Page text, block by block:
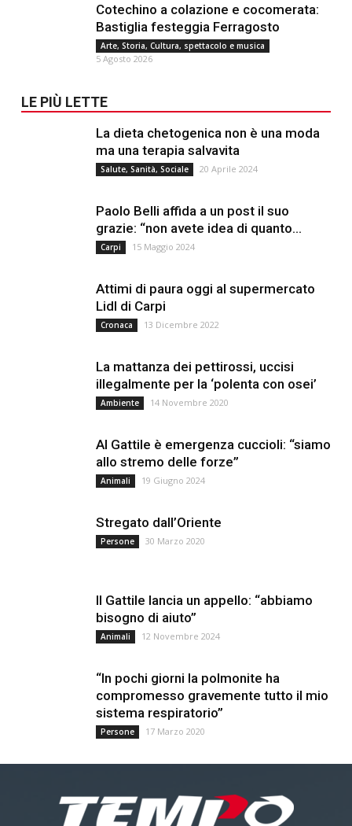
Cotechino a colazione e cocomerata:
Bastiglia festeggia Ferragosto
Arte, Storia, Cultura, spettacolo e musica
5 Agosto 2026
LE PIÙ LETTE
La dieta chetogenica non è una moda
ma una terapia salvavita
Salute, Sanità, Sociale 20 Aprile 2024
Paolo Belli affida a un post il suo
grazie: “non avete idea di quanto...
Carpi 15 Maggio 2024
Attimi di paura oggi al supermercato
Lidl di Carpi
Cronaca 13 Dicembre 2022
La mattanza dei pettirossi, uccisi
illegalmente per la ‘polenta con osei’
Ambiente 14 Novembre 2020
Al Gattile è emergenza cuccioli: “siamo
allo stremo delle forze”
Animali 19 Giugno 2024
Stregato dall’Oriente
Persone 30 Marzo 2020
Il Gattile lancia un appello: “abbiamo
bisogno di aiuto”
Animali 12 Novembre 2024
“In pochi giorni la polmonite ha
compromesso gravemente tutto il mio
sistema respiratorio”
Persone 17 Marzo 2020